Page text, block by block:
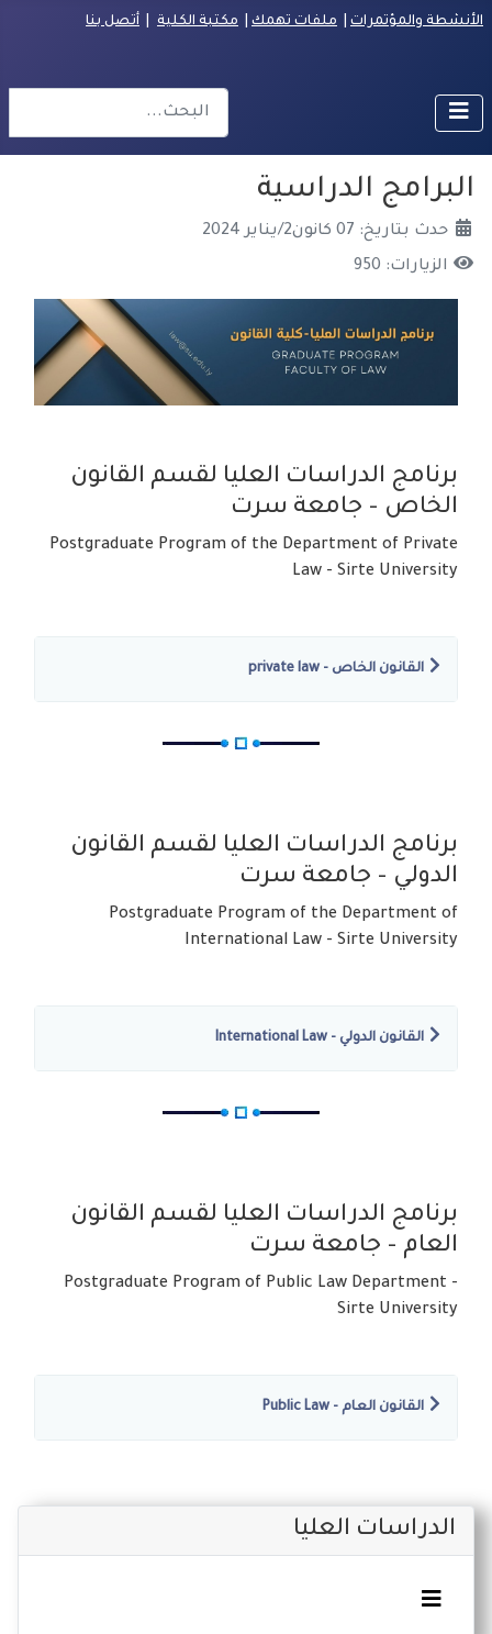
الأنشطة والمؤتمرات ملفات تهمك مكتبة الكلية أتصل بنا
الدراسات العليا
البرامج الدراسية
حدث بتاريخ: 07 كانون2/يناير 2024
الزيارات: 950
برنامج الدراسات العليا لقسم القانون
الخاص – جامعة سرت
Postgraduate Program of the Department of Private
Law - Sirte University
القانون الخاص - private law
برنامج الدراسات العليا لقسم القانون
الدولي – جامعة سرت
Postgraduate Program of the Department of
International Law - Sirte University
القانون الدولي - International Law
برنامج الدراسات العليا لقسم القانون
العام – جامعة سرت
Postgraduate Program of Public Law Department -
Sirte University
القانون العام - Public Law